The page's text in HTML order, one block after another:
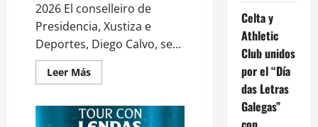
2026 El conselleiro de
Presidencia, Xustiza e
Deportes, Diego Calvo, se...
Leer MásLeer
más
Diego
Calvo
Celta y
Athletic
Club unidos
por el “Día
das Letras
Galegas”